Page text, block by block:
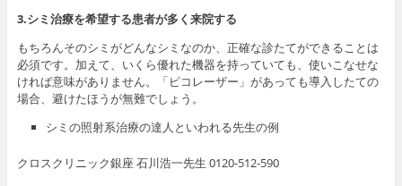
3.シミ治療を希望する患者が多く来院する
もちろんそのシミがどんなシミなのか、正確な診たてができることは
必須です。加えて、いくら優れた機器を持っていても、使いこなせな
ければ意味がありません。「ピコレーザー」があっても導入したての
場合、避けたほうが無難でしょう。
シミの照射系治療の達人といわれる先生の例
クロスクリニック銀座 石川浩一先生 0120-512-590